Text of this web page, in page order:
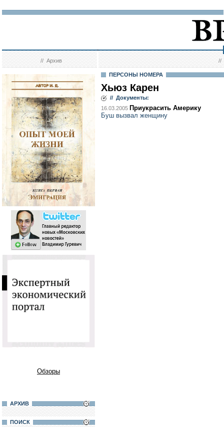
//Архив //
Обзоры
АРХИВ
ПОИСК
ПЕРСОНЫ НОМЕРА
Хьюз Карен
// Документы:
16.03.2005 Приукрасить Америку
Буш вызвал женщину